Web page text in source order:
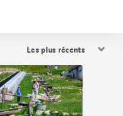
les
résultats